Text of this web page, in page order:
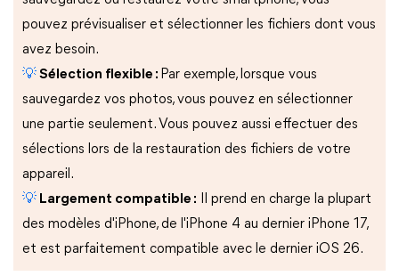
pouvez prévisualiser et sélectionner les fichiers dont vous
avez besoin.
💡Sélection flexible : Par exemple, lorsque vous
sauvegardez vos photos, vous pouvez en sélectionner
une partie seulement. Vous pouvez aussi effectuer des
sélections lors de la restauration des fichiers de votre
appareil.
💡 Largement compatible : Il prend en charge la plupart
des modèles d'iPhone, de l'iPhone 4 au dernier iPhone 17,
et est parfaitement compatible avec le dernier iOS 26.